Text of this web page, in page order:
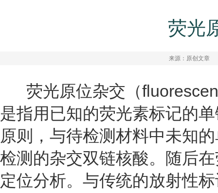
荧光
来源：原创文章
荧光原位杂交（
是指用已知的荧光素标记的
原则，与待检测材料中未知
检测的杂交双链核酸。随后
定位分析。与传统的放射性